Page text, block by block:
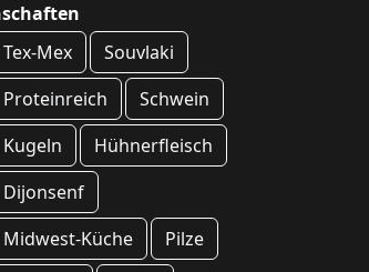
Tex-Mex
Souvlaki
Proteinreich
Schwein
Kugeln
Hühnerfleisch
Dijonsenf
Midwest-Küche
Pilze